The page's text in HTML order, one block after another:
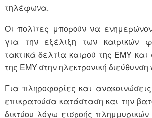
τηλέφωνα.
Οι πολίτες μπορούν να
για την εξέλιξη των καιρικών
τακτικά δελτία καιρού της ΕΜΥ και
της ΕΜΥ στην ηλεκτρονική διεύθυνση
Για πληροφορίες και
επικρατούσα κατάσταση και την
δικτύου λόγω εισροής